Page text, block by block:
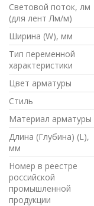
Световой поток, лм
(для лент Лм/м)
Ширина (W), мм
Тип переменной
характеристики
Цвет арматуры
Стиль
Материал арматуры
Длина (Глубина) (L),
мм
Номер в реестре
российской
промышленной
продукции